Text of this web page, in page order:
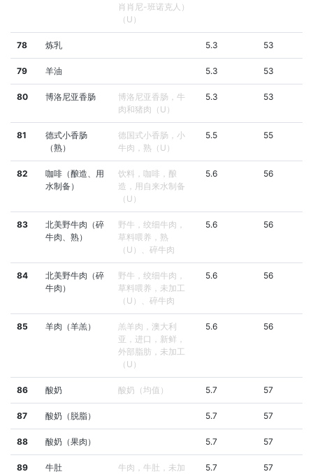
肖肖尼-班诺克人）
（U）
78 炼乳 5.3 53
79 羊油 5.3 53
80 博洛尼亚香肠
博洛尼亚香肠，牛
肉和猪肉（U）
5.3 53
81
德式小香肠
（熟）
德国式小香肠，小
牛肉，熟（U）
5.5 55
82
咖啡（酿造、用
水制备）
饮料，咖啡，酿
造，用自来水制备
（U）
5.6 56
83
北美野牛肉（碎
牛肉、熟）
野牛，绞细牛肉，
草料喂养，熟
（U）、碎牛肉
5.6 56
84
北美野牛肉（碎
牛肉）
野牛，绞细牛肉，
草料喂养，未加工
（U）、碎牛肉
5.6 56
85 羊肉（羊羔）
羔羊肉，澳大利
亚，进口，新鲜，
外部脂肪，未加工
（U）
5.6 56
86 酸奶 酸奶（均值） 5.7 57
87 酸奶（脱脂） 5.7 57
88 酸奶（果肉） 5.7 57
89 牛肚
牛肉，牛肚，未加
5.7 57